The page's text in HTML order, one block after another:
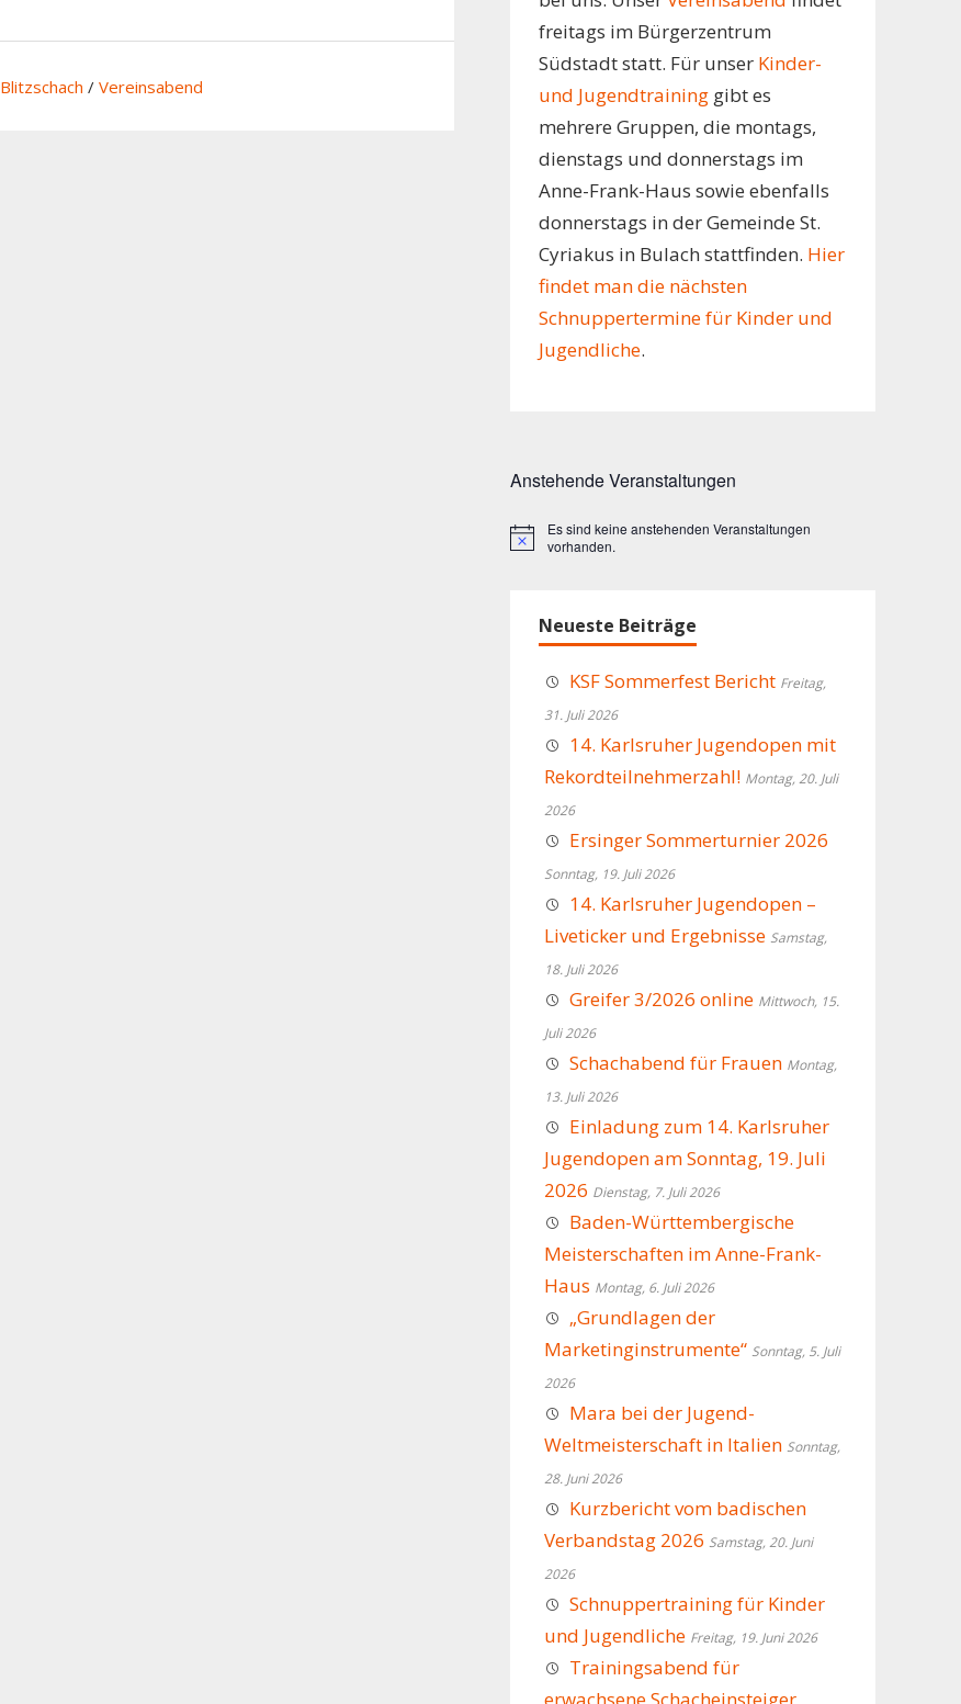
Blitzschach / Vereinsabend
freitags im Bürgerzentrum
Südstadt statt. Für unser Kinder-
und Jugendtraininggibt es
mehrere Gruppen, die montags,
dienstags und donnerstags im
Anne-Frank-Haus sowie ebenfalls
donnerstags in der Gemeinde St.
Cyriakus in Bulach stattfinden. Hier
findet man die nächsten
Schnuppertermine für Kinder und
Jugendliche.
Anstehende Veranstaltungen
Hinweis
Es sind keine anstehenden Veranstaltungen
vorhanden.
Neueste Beiträge
KSF Sommerfest Bericht Freitag,
31. Juli 2026
14. Karlsruher Jugendopen mit
Rekordteilnehmerzahl! Montag, 20. Juli
2026
Ersinger Sommerturnier 2026
Sonntag, 19. Juli 2026
14. Karlsruher Jugendopen –
Liveticker und Ergebnisse Samstag,
18. Juli 2026
Greifer 3/2026 online Mittwoch, 15.
Juli 2026
Schachabend für Frauen Montag,
13. Juli 2026
Einladung zum 14. Karlsruher
Jugendopen am Sonntag, 19. Juli
2026 Dienstag, 7. Juli 2026
Baden-Württembergische
Meisterschaften im Anne-Frank-
Haus Montag, 6. Juli 2026
„Grundlagen der
Marketinginstrumente“ Sonntag, 5. Juli
2026
Mara bei der Jugend-
Weltmeisterschaft in Italien Sonntag,
28. Juni 2026
Kurzbericht vom badischen
Verbandstag 2026 Samstag, 20. Juni
2026
Schnuppertraining für Kinder
und Jugendliche Freitag, 19. Juni 2026
Trainingsabend für
erwachsene Schacheinsteiger